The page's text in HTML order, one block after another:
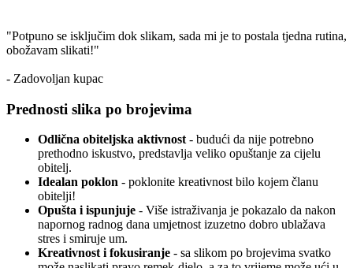
"Potpuno se isključim dok slikam, sada mi je to postala tjedna rutina,
obožavam slikati!"
- Zadovoljan kupac
Prednosti slika po brojevima
Odlična obiteljska aktivnost- budući da nije potrebno
prethodno iskustvo, predstavlja veliko opuštanje za cijelu
obitelj.
Idealan poklon - poklonite kreativnost bilo kojem članu
obitelji!
Opušta i ispunjuje - Više istraživanja je pokazalo da nakon
napornog radnog dana umjetnost izuzetno dobro ublažava
stres i smiruje um.
Kreativnost i fokusiranje - sa slikom po brojevima svatko